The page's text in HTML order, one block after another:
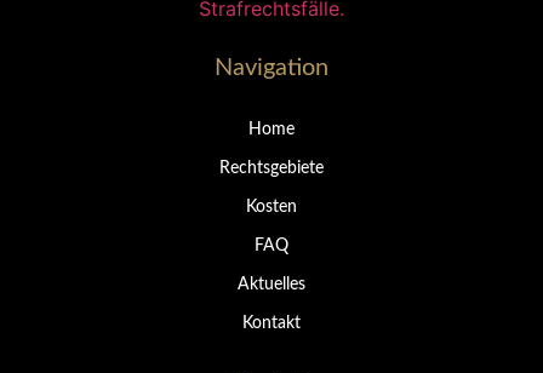
Navigation
Home
Rechtsgebiete
Kosten
FAQ
Aktuelles
Kontakt